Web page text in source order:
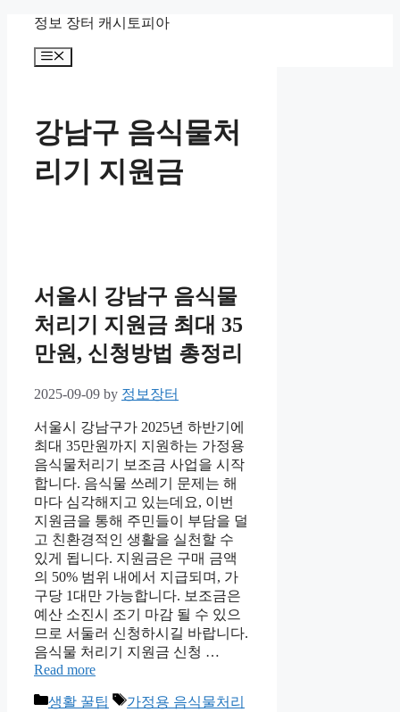
content
정보 장터 캐시토피아
Menu
강남구 음식물처
리기 지원금
서울시 강남구 음식물
처리기 지원금 최대 35
만원, 신청방법 총정리
2025-09-09 by 정보장터
서울시 강남구가 2025년 하반기에
최대 35만원까지 지원하는 가정용
음식물처리기 보조금 사업을 시작
합니다. 음식물 쓰레기 문제는 해
마다 심각해지고 있는데요, 이번
지원금을 통해 주민들이 부담을 덜
고 친환경적인 생활을 실천할 수
있게 됩니다. 지원금은 구매 금액
의 50% 범위 내에서 지급되며, 가
구당 1대만 가능합니다. 보조금은
예산 소진시 조기 마감 될 수 있으
므로 서둘러 신청하시길 바랍니다.
음식물 처리기 지원금 신청 …
Read more
Categories
생활 꿀팁 Tags
가정용 음식물처리